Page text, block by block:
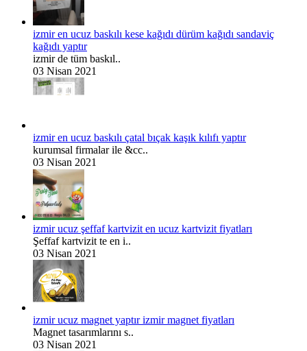
izmir en ucuz baskılı kese kağıdı dürüm kağıdı sandaviç
kağıdı yaptır
izmir de tüm baskıl..
03 Nisan 2021
izmir en ucuz baskılı çatal bıçak kaşık kılıfı yaptır
kurumsal firmalar ile &cc..
03 Nisan 2021
izmir ucuz şeffaf kartvizit en ucuz kartvizit fiyatları
Şeffaf kartvizit te en i..
03 Nisan 2021
izmir ucuz magnet yaptır izmir magnet fiyatları
Magnet tasarımlarını s..
03 Nisan 2021